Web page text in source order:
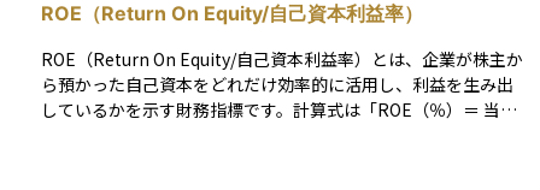
ROE（Return On Equity/自己資本利益率）
ROE（Return On Equity/自己資本利益率）とは、企業が株主か
ら預かった自己資本をどれだけ効率的に活用し、利益を生み出
しているかを示す財務指標です。計算式は「ROE（％）＝ 当期